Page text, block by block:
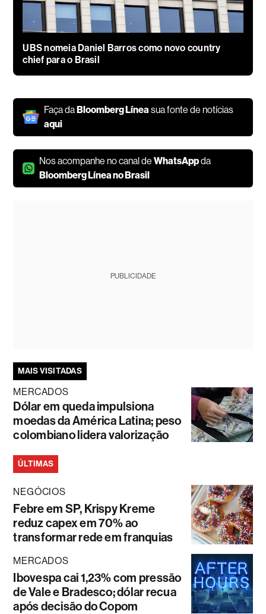
UBS nomeia Daniel Barros como novo country
chief para o Brasil
Faça daBloomberg Línea sua fonte de notícias
aqui
Nos acompanhe no canal deWhatsAppda
Bloomberg Línea no Brasil
PUBLICIDADE
MAIS VISITADAS
MERCADOS
Dólar em queda impulsiona
moedas da América Latina; peso
colombiano lidera valorização
ÚLTIMAS
NEGÓCIOS
Febre em SP, Krispy Kreme
reduz capex em 70% ao
transformar rede em franquias
MERCADOS
Ibovespa cai 1,23% com pressão
de Vale e Bradesco; dólar recua
após decisão do Copom